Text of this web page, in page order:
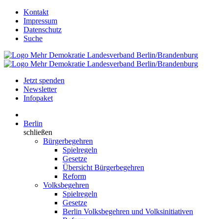
Kontakt
Impressum
Datenschutz
Suche
Jetzt spenden
Newsletter
Infopaket
Berlin
schließen
Bürgerbegehren
Spielregeln
Gesetze
Übersicht Bürgerbegehren
Reform
Volksbegehren
Spielregeln
Gesetze
Berlin Volksbegehren und Volksinitiativen